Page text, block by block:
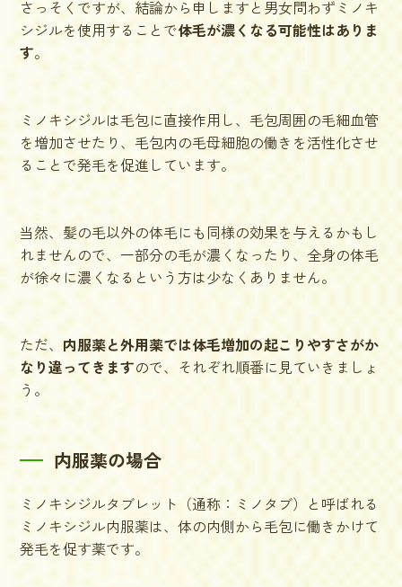
さっそくですが、結論から申しますと 男女問わず ミノキ
シジルを使用することで体毛が濃くなる可能性はありま
す。
ミノキシジルは毛包に直接作用し、毛包周囲の毛細血管
を増加させたり、毛包内の毛母細胞の働きを活性化させ
ることで発毛を促進しています。
当然、髪の毛以外の体毛にも同様の効果を与えるかもし
れませんので、一部分の毛が濃くなったり、全身の体毛
が徐々に濃くなるという方は少なくありません。
ただ、 内服薬と外用薬では体毛増加の起こりやすさがか
なり違ってきますので、それぞれ順番に見ていきましょ
う。
内服薬の場合
ミノキシジルタブレット（通称：ミノタブ）と呼ばれる
ミノキシジル内服薬は、体の内側から毛包に働きかけて
発毛を促す薬です。